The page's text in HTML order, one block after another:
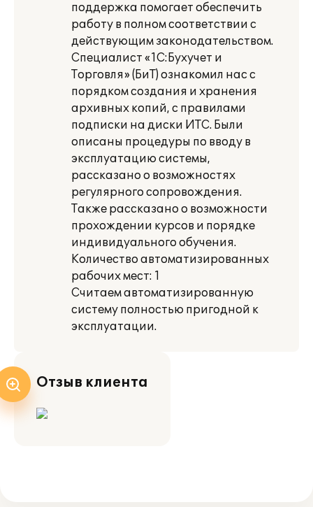
поддержка помогает обеспечить
работу в полном соответствии с
действующим законодательством.
Специалист «1С:Бухучет и
Торговля» (БиТ) ознакомил нас с
порядком создания и хранения
архивных копий, с правилами
подписки на диски ИТС. Были
описаны процедуры по вводу в
эксплуатацию системы,
рассказано о возможностях
регулярного сопровождения.
Также рассказано о возможности
прохождении курсов и порядке
индивидуального обучения.
Количество автоматизированных
рабочих мест: 1
Считаем автоматизированную
систему полностью пригодной к
эксплуатации.
Отзыв клиента